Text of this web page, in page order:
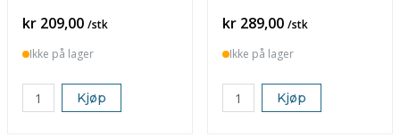
Pris
kr 209,00 /stk
Ikke på lager
Kjøp
Pris
kr 289,00 /stk
Ikke på lager
Kjøp